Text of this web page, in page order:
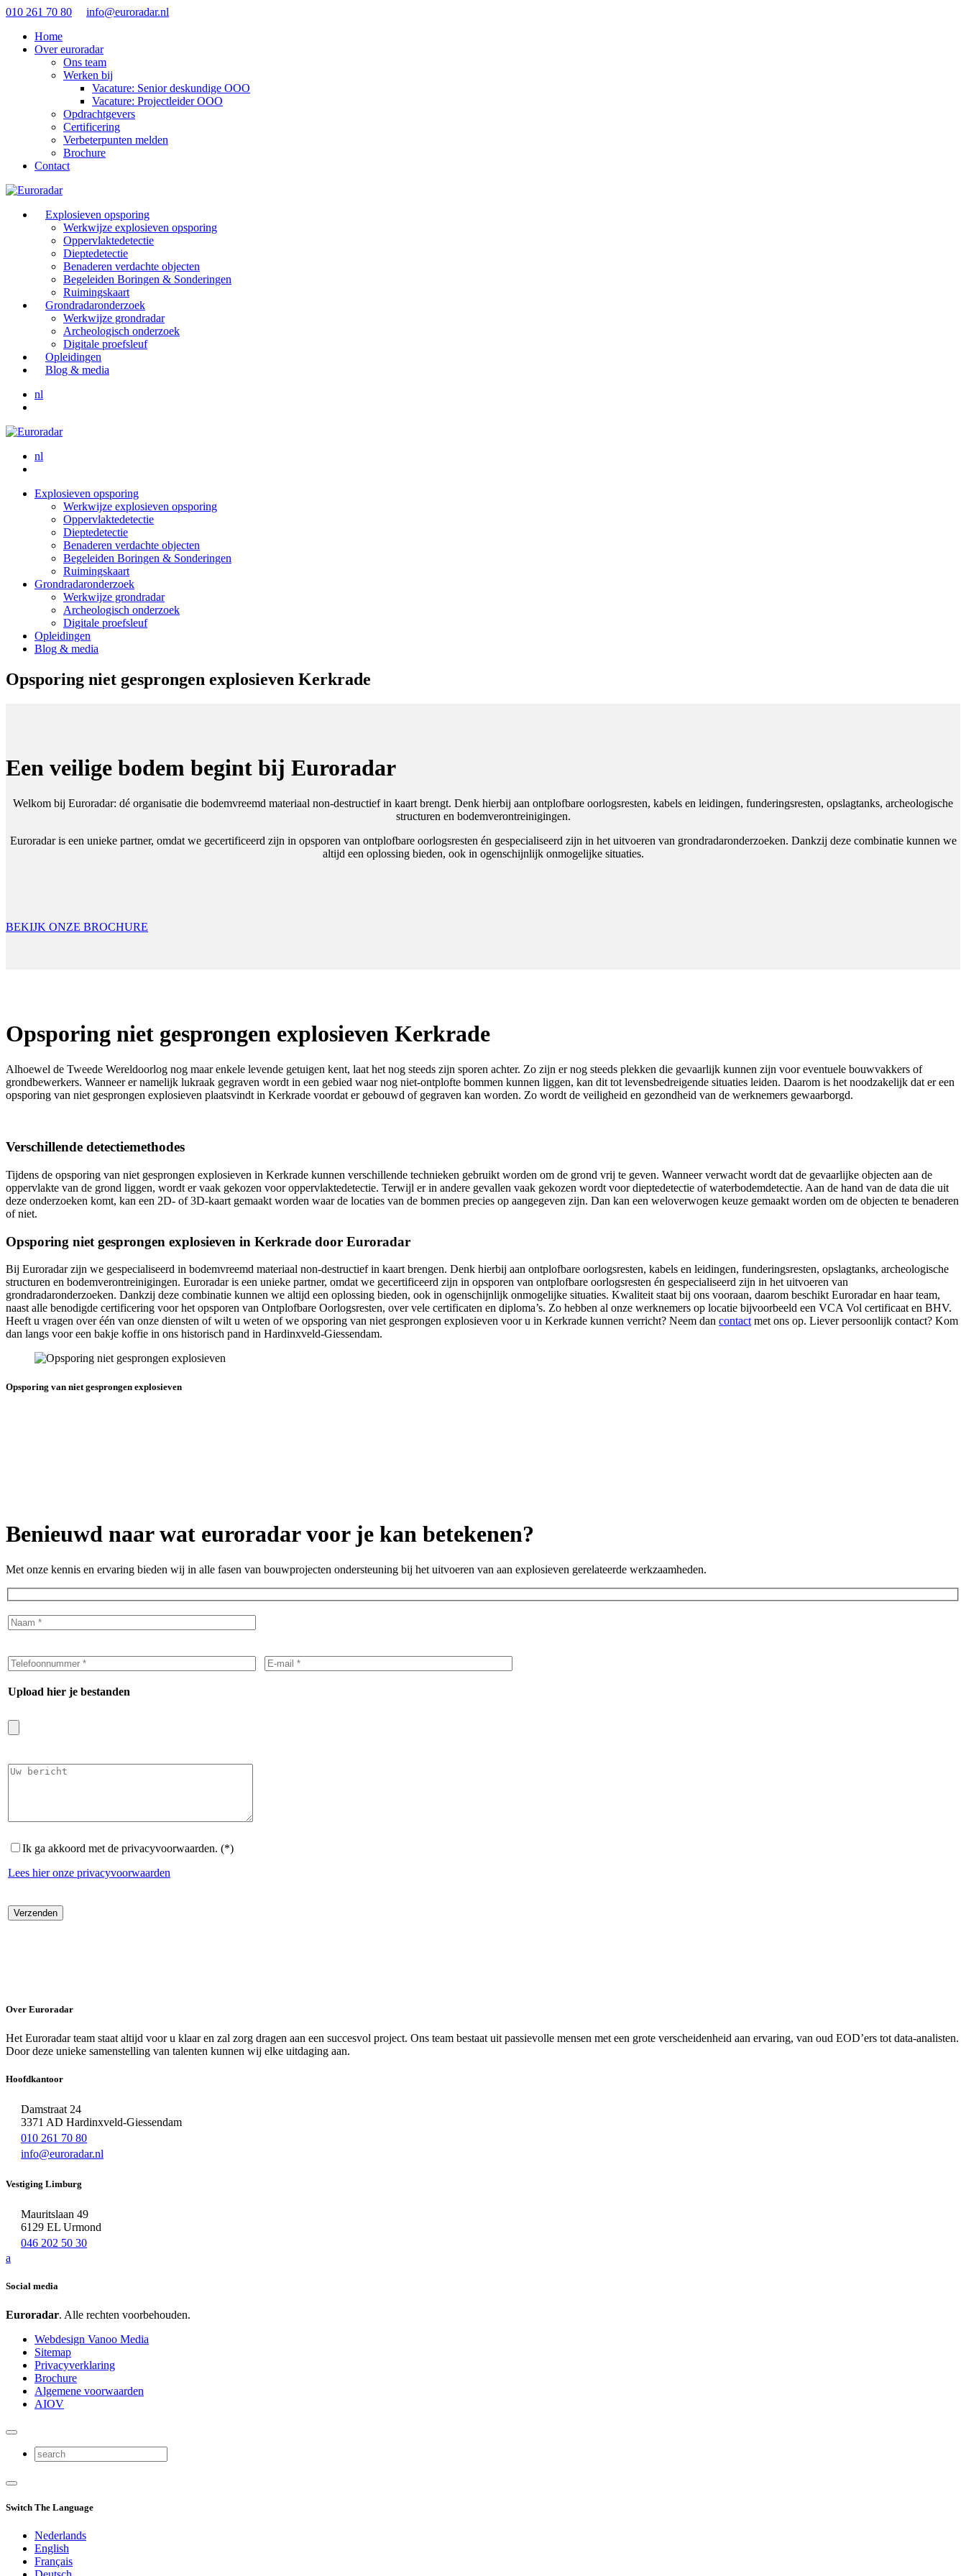
010 261 70 80
info@euroradar.nl
Home
Over euroradar
Ons team
Werken bij
Vacature: Senior deskundige OOO
Vacature: Projectleider OOO
Opdrachtgevers
Certificering
Verbeterpunten melden
Brochure
Contact
Explosieven opsporing
Werkwijze explosieven opsporing
Oppervlaktedetectie
Dieptedetectie
Benaderen verdachte objecten
Begeleiden Boringen & Sonderingen
Ruimingskaart
Grondradaronderzoek
Werkwijze grondradar
Archeologisch onderzoek
Digitale proefsleuf
Opleidingen
Blog & media
nl
nl
Explosieven opsporing
Werkwijze explosieven opsporing
Oppervlaktedetectie
Dieptedetectie
Benaderen verdachte objecten
Begeleiden Boringen & Sonderingen
Ruimingskaart
Grondradaronderzoek
Werkwijze grondradar
Archeologisch onderzoek
Digitale proefsleuf
Opleidingen
Blog & media
Opsporing niet gesprongen explosieven Kerkrade
Een veilige bodem begint bij Euroradar
Welkom bij Euroradar: dé organisatie die bodemvreemd materiaal non-destructief in kaart brengt. Denk hierbij aan ontplofbare oorlogsresten, kabels en leidingen, funderingsresten, opslagtanks, archeologische
structuren en bodemverontreinigingen.
Euroradar is een unieke partner, omdat we gecertificeerd zijn in opsporen van ontplofbare oorlogsresten én gespecialiseerd zijn in het uitvoeren van grondradaronderzoeken. Dankzij deze combinatie kunnen we
altijd een oplossing bieden, ook in ogenschijnlijk onmogelijke situaties.
BEKIJK ONZE BROCHURE
Opsporing niet gesprongen explosieven Kerkrade
Alhoewel de Tweede Wereldoorlog nog maar enkele levende getuigen kent, laat het nog steeds zijn sporen achter. Zo zijn er nog steeds plekken die gevaarlijk kunnen zijn voor eventuele bouwvakkers of
grondbewerkers. Wanneer er namelijk lukraak gegraven wordt in een gebied waar nog niet-ontplofte bommen kunnen liggen, kan dit tot levensbedreigende situaties leiden. Daarom is het noodzakelijk dat er een
opsporing van niet gesprongen explosieven plaatsvindt in Kerkrade voordat er gebouwd of gegraven kan worden. Zo wordt de veiligheid en gezondheid van de werknemers gewaarborgd.
Verschillende detectiemethodes
Tijdens de opsporing van niet gesprongen explosieven in Kerkrade kunnen verschillende technieken gebruikt worden om de grond vrij te geven. Wanneer verwacht wordt dat de gevaarlijke objecten aan de
oppervlakte van de grond liggen, wordt er vaak gekozen voor oppervlaktedetectie. Terwijl er in andere gevallen vaak gekozen wordt voor dieptedetectie of waterbodemdetectie. Aan de hand van de data die uit
deze onderzoeken komt, kan een 2D- of 3D-kaart gemaakt worden waar de locaties van de bommen precies op aangegeven zijn. Dan kan een weloverwogen keuze gemaakt worden om de objecten te benaderen
of niet.
Opsporing niet gesprongen explosieven in Kerkrade door Euroradar
Bij Euroradar zijn we gespecialiseerd in bodemvreemd materiaal non-destructief in kaart brengen. Denk hierbij aan ontplofbare oorlogsresten, kabels en leidingen, funderingsresten, opslagtanks, archeologische
structuren en bodemverontreinigingen. Euroradar is een unieke partner, omdat we gecertificeerd zijn in opsporen van ontplofbare oorlogsresten én gespecialiseerd zijn in het uitvoeren van
grondradaronderzoeken. Dankzij deze combinatie kunnen we altijd een oplossing bieden, ook in ogenschijnlijk onmogelijke situaties. Kwaliteit staat bij ons vooraan, daarom beschikt Euroradar en haar team,
naast alle benodigde certificering voor het opsporen van Ontplofbare Oorlogsresten, over vele certificaten en diploma’s. Zo hebben al onze werknemers op locatie bijvoorbeeld een VCA Vol certificaat en BHV.
Heeft u vragen over één van onze diensten of wilt u weten of we opsporing van niet gesprongen explosieven voor u in Kerkrade kunnen verricht? Neem dan contactmet ons op. Liever persoonlijk contact? Kom
dan langs voor een bakje koffie in ons historisch pand in Hardinxveld-Giessendam.
Opsporing van niet gesprongen explosieven
Benieuwd naar wat euroradar voor je kan betekenen?
Met onze kennis en ervaring bieden wij in alle fasen van bouwprojecten ondersteuning bij het uitvoeren van aan explosieven gerelateerde werkzaamheden.
Upload hier je bestanden
Ik ga akkoord met de privacyvoorwaarden. (*)
Lees hier onze privacyvoorwaarden
Over Euroradar
Het Euroradar team staat altijd voor u klaar en zal zorg dragen aan een succesvol project. Ons team bestaat uit passievolle mensen met een grote verscheidenheid aan ervaring, van oud EOD’ers tot data-analisten.
Door deze unieke samenstelling van talenten kunnen wij elke uitdaging aan.
Hoofdkantoor
Damstraat 24
3371 AD Hardinxveld-Giessendam
010 261 70 80
info@euroradar.nl
Vestiging Limburg
Mauritslaan 49
6129 EL Urmond
046 202 50 30
a
Social media
Euroradar. Alle rechten voorbehouden.
Webdesign Vanoo Media
Sitemap
Privacyverklaring
Brochure
Algemene voorwaarden
AIOV
Switch The Language
Nederlands
English
Français